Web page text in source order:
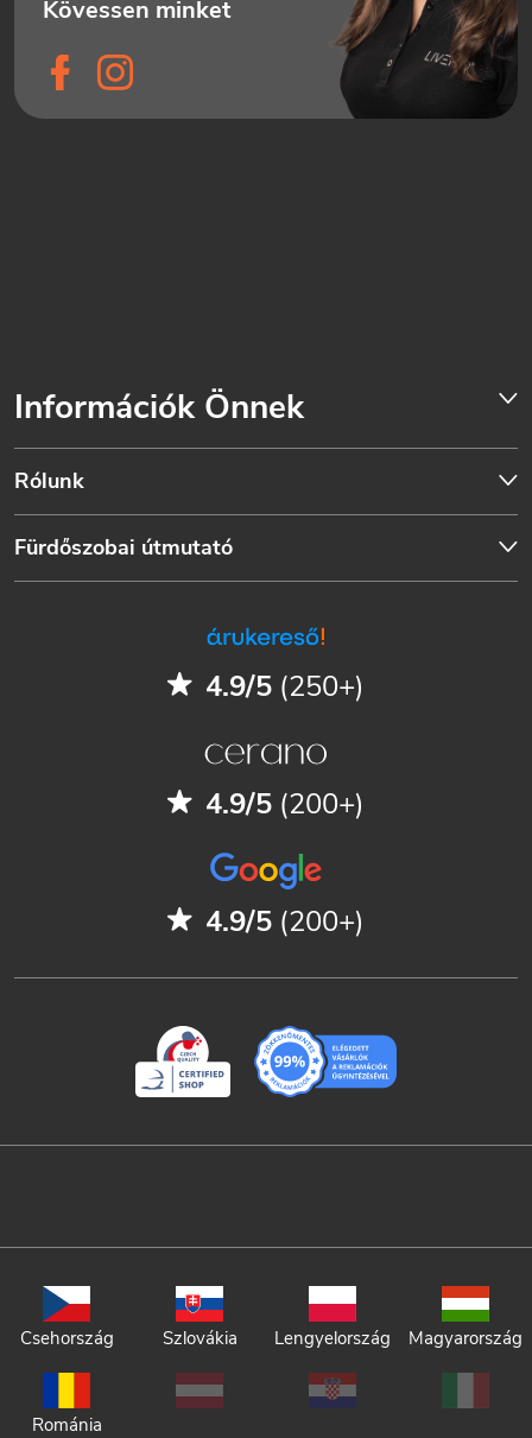
Információk Önnek
Rólunk
Fürdőszobai útmutató
4.9/5 (250+)
4.9/5 (200+)
4.9/5 (200+)
Csehország Szlovákia Lengyelország Magyarország
Románia